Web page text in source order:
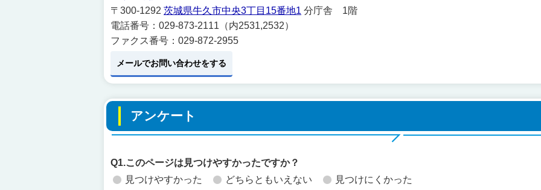
〒300-1292 茨城県牛久市中央3丁目15番地1 分庁舎 1階
電話番号：029-873-2111（内2531,2532）
ファクス番号：029-872-2955
メールでお問い合わせをする
アンケート
Q1.このページは見つけやすかったですか？
見つけやすかった
どちらともいえない 見つけにくかった